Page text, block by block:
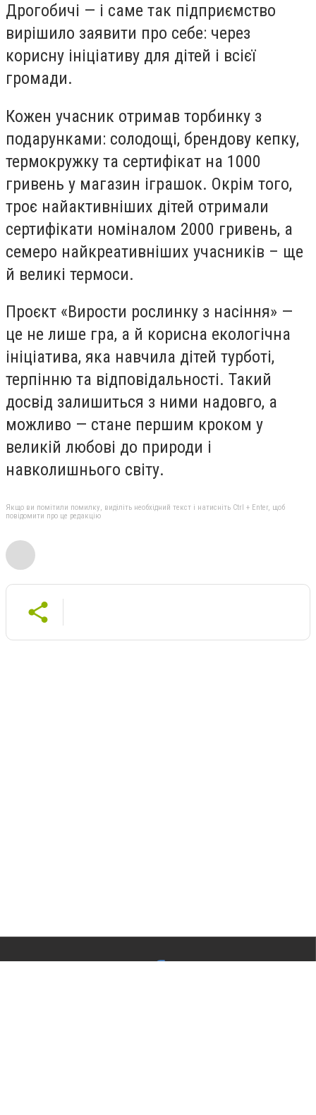
Дрогобичі — і саме так підприємство
вирішило заявити про себе: через
корисну ініціативу для дітей і всієї
громади.
Кожен учасник отримав торбинку з
подарунками: солодощі, брендову кепку,
термокружку та сертифікат на 1000
гривень у магазин іграшок. Окрім того,
троє найактивніших дітей отримали
сертифікати номіналом 2000 гривень, а
семеро найкреативніших учасників – ще
й великі термоси.
Проєкт «Вирости рослинку з насіння» —
це не лише гра, а й корисна екологічна
ініціатива, яка навчила дітей турботі,
терпінню та відповідальності. Такий
досвід залишиться з ними надовго, а
можливо — стане першим кроком у
великій любові до природи і
навколишнього світу.
Якщо ви помітили помилку, виділіть необхідний текст і натисніть Ctrl + Enter, щоб
повідомити про це редакцію